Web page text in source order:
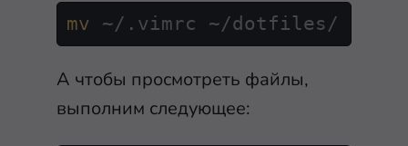
mv ~/.vimrc ~/dotfiles/
А чтобы просмотреть файлы,
выполним следующее: